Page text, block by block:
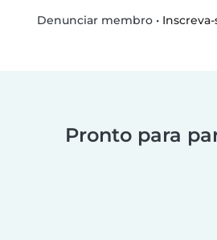
Denunciar membro•
Pronto para